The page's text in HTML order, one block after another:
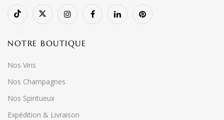
NOTRE BOUTIQUE
Nos Vins
Nos Champagnes
Nos Spiritueux
Expédition & Livraison